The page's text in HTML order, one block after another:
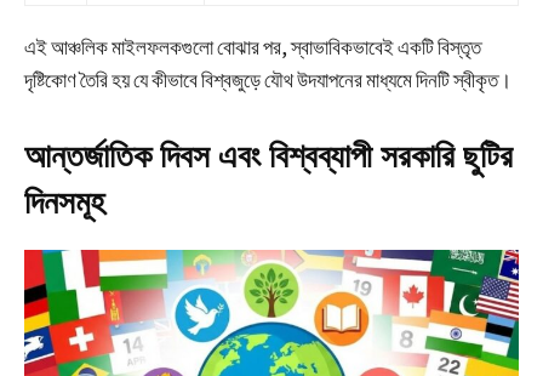
এই আঞ্চলিক মাইলফলকগুলো বোঝার পর, স্বাভাবিকভাবেই একটি বিস্তৃত
দৃষ্টিকোণ তৈরি হয় যে কীভাবে বিশ্বজুড়ে যৌথ উদযাপনের মাধ্যমে দিনটি স্বীকৃত।
আন্তর্জাতিক দিবস এবং বিশ্বব্যাপী সরকারি ছুটির
দিনসমূহ